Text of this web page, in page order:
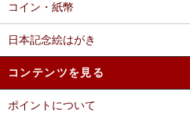
コイン・紙幣
日本記念絵はがき
コンテンツを見る
ポイントについて